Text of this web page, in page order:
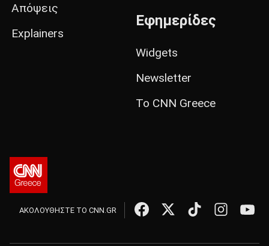
Απόψεις
Explainers
Εφημερίδες
Widgets
Newsletter
Το CNN Greece
ΑΚΟΛΟΥΘΗΣΤΕ ΤΟ CNN.GR